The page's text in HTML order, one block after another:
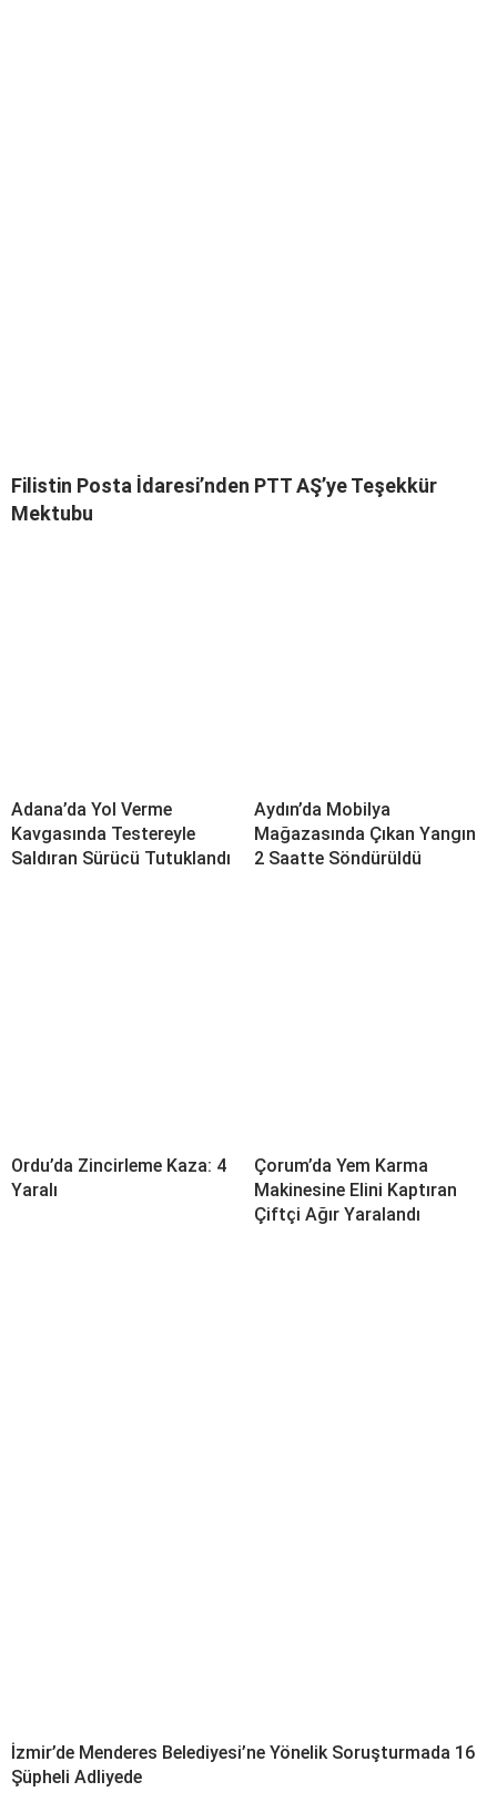
Filistin Posta İdaresi’nden PTT AŞ’ye Teşekkür
Mektubu
Adana’da Yol Verme
Kavgasında Testereyle
Saldıran Sürücü Tutuklandı
Aydın’da Mobilya
Mağazasında Çıkan Yangın
2 Saatte Söndürüldü
Ordu’da Zincirleme Kaza: 4
Yaralı
Çorum’da Yem Karma
Makinesine Elini Kaptıran
Çiftçi Ağır Yaralandı
İzmir’de Menderes Belediyesi’ne Yönelik Soruşturmada 16
Şüpheli Adliyede